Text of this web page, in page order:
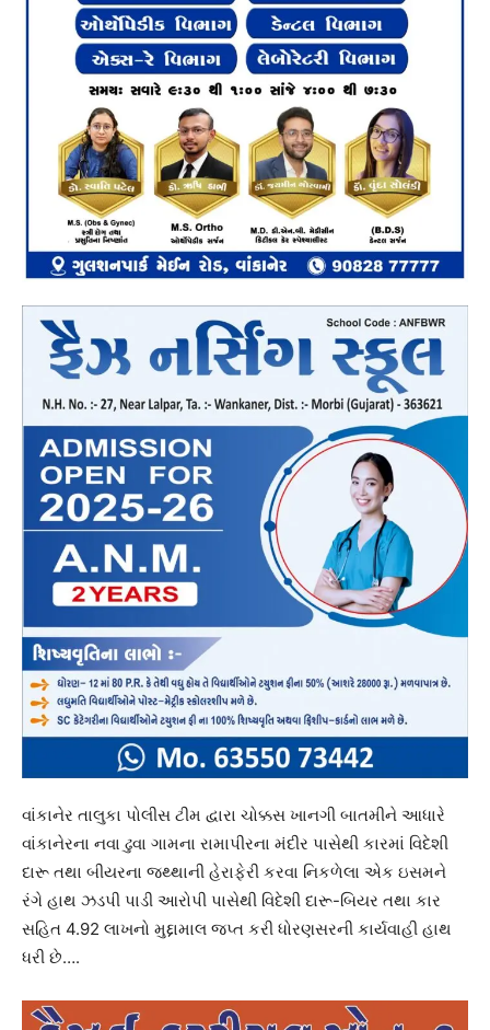
વાંકાનેર તાલુકા પોલીસ ટીમ દ્વારા ચોક્કસ ખાનગી બાતમીને આધારે
વાંકાનેરના નવા ઢુવા ગામના રામાપીરના મંદીર પાસેથી કારમાં વિદેશી
દારૂ તથા બીયરના જથ્થાની હેરાફેરી કરવા નિકળેલા એક ઇસમને
રંગે હાથ ઝડપી પાડી આરોપી પાસેથી વિદેશી દારૂ-બિયર તથા કાર
સહિત 4.92 લાખનો મુદ્દામાલ જપ્ત કરી ધોરણસરની કાર્યવાહી હાથ
ધરી છે….